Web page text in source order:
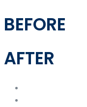
BEFORE
AFTER